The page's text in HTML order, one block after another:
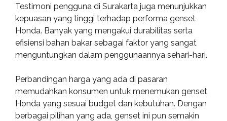
Testimoni pengguna di Surakarta juga menunjukkan
kepuasan yang tinggi terhadap performa genset
Honda. Banyak yang mengakui durabilitas serta
efisiensi bahan bakar sebagai faktor yang sangat
menguntungkan dalam penggunaannya sehari-hari.
Perbandingan harga yang ada di pasaran
memudahkan konsumen untuk menemukan genset
Honda yang sesuai budget dan kebutuhan. Dengan
berbagai pilihan yang ada, genset ini pun semakin